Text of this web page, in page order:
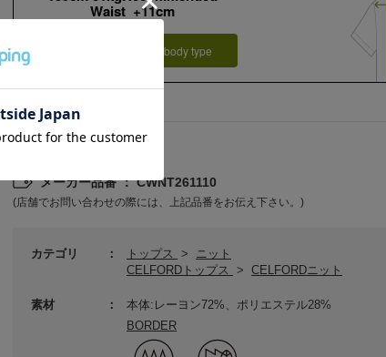
Waist +11cm
Find out more on your body type
メーカー品番 ： CWNT261110
(店舗でお問い合わせの際には、上記品番をお伝え下さい。)
カテゴリ トップス >
ニット
CELFORDトップス
> CELFORDニット
素材
本体:レーヨン72%、ポリエステル28%
BORDER